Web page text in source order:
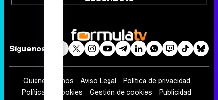
Contactar
RSS
FormulaTV.com© 2004 - 2026